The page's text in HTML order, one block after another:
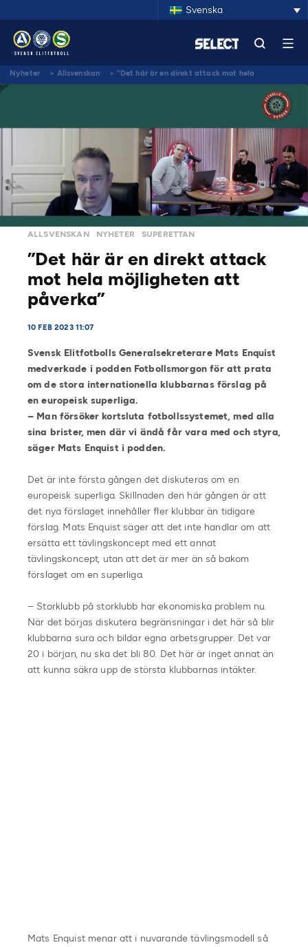
Svenska
Nyheter > Allsvenskan > ”Det här är en direkt attack mot hela
ALLSVENSKAN NYHETER SUPERETTAN
”Det här är en direkt attack
mot hela möjligheten att
påverka”
10 FEB 2023 11:07
Svensk Elitfotbolls Generalsekreterare Mats Enquist
medverkade i podden Fotbollsmorgon för att prata
om de stora internationella klubbarnas förslag på
en europeisk superliga.
– Man försöker kortsluta fotbollssystemet, med alla
sina brister, men där vi ändå får vara med och styra,
säger Mats Enquist i podden.
Det är inte första gången det diskuteras om en
europeisk superliga. Skillnaden den här gången är att
det nya förslaget innehåller fler klubbar än tidigare
förslag. Mats Enquist säger att det inte handlar om att
ersätta ett tävlingskoncept med ett annat
tävlingskoncept, utan att det är mer än så bakom
förslaget om en superliga.
– Storklubb på storklubb har ekonomiska problem nu.
När det börjas diskutera begränsningar i det här så blir
klubbarna sura och bildar egna arbetsgrupper. Det var
20 i början, nu ska det bli 80. Det här är inget annat än
att kunna säkra upp de största klubbarnas intäkter.
Mats Enquist menar att i nuvarande tävlingsmodell så